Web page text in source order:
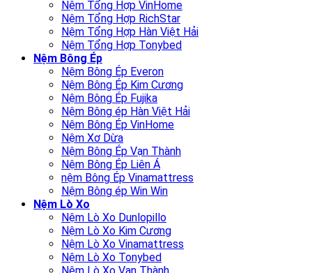
Nệm Tổng Hợp VinHome
Nệm Tổng Hợp RichStar
Nệm Tổng Hợp Hàn Việt Hải
Nệm Tổng Hợp Tonybed
Nệm Bông Ép
Nệm Bông Ép Everon
Nệm Bông Ép Kim Cương
Nệm Bông Ép Fujika
Nệm Bông ép Hàn Việt Hải
Nệm Bông Ép VinHome
Nệm Xơ Dừa
Nệm Bông Ép Vạn Thành
Nệm Bông Ép Liên Á
nệm Bông Ép Vinamattress
Nệm Bông ép Win Win
Nệm Lò Xo
Nệm Lò Xo Dunlopillo
Nệm Lò Xo Kim Cương
Nệm Lò Xo Vinamattress
Nệm Lò Xo Tonybed
Nệm Lò Xo Vạn Thành